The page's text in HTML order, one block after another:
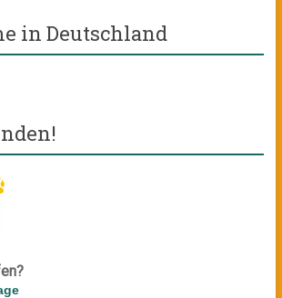
in Deutschland